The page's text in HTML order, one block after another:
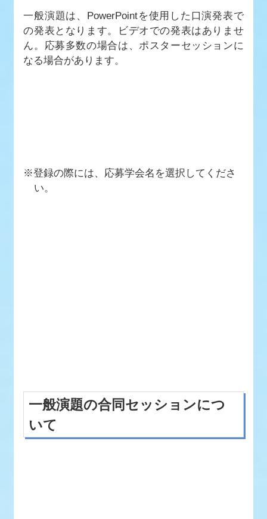
一般演題は、PowerPointを使用した口演発表で
の発表となります。ビデオでの発表はありませ
ん。応募多数の場合は、ポスターセッションに
なる場合があります。
※登録の際には、応募学会名を選択してくださ
い。
一般演題の合同セッションにつ
いて